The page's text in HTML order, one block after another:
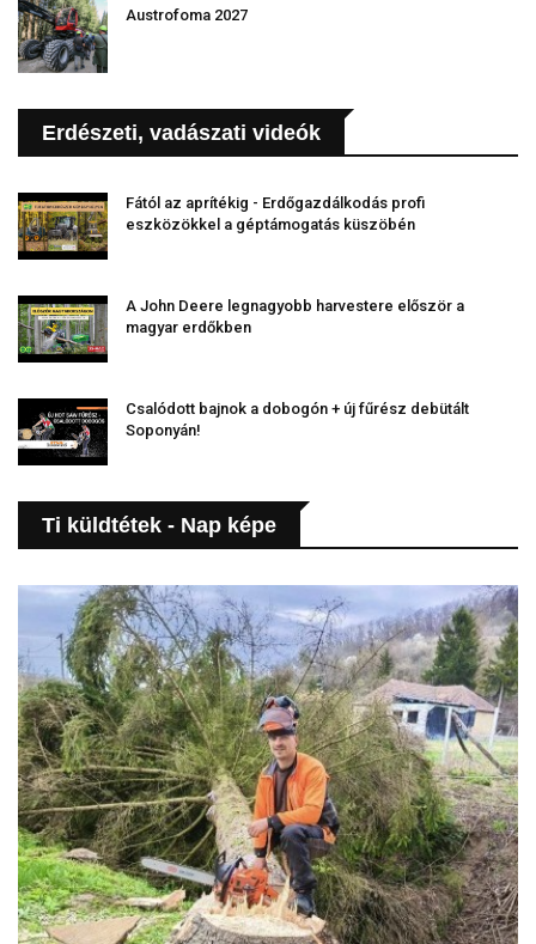
Austrofoma 2027
Erdészeti, vadászati videók
Fától az aprítékig - Erdőgazdálkodás profi
eszközökkel a géptámogatás küszöbén
A John Deere legnagyobb harvestere először a
magyar erdőkben
Csalódott bajnok a dobogón + új fűrész debütált
Soponyán!
Ti küldtétek - Nap képe